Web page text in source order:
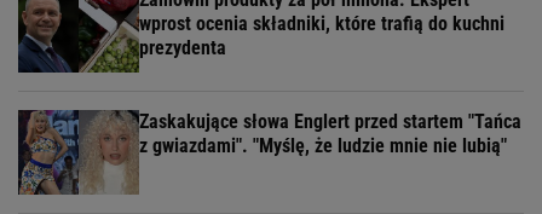
wprost ocenia składniki, które trafią do kuchni
prezydenta
Zaskakujące słowa Englert przed startem "Tańca
z gwiazdami". "Myślę, że ludzie mnie nie lubią"